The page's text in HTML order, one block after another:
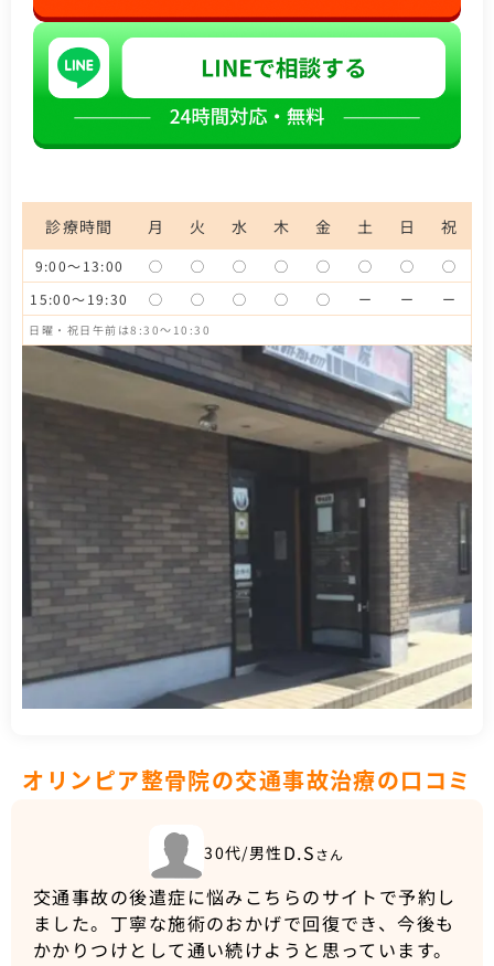
診療時間 月 火 水 木 金 土 日 祝
9:00～13:00 ◯ ◯ ◯ ◯ ◯ ◯ ◯
◯
15:00～19:30
◯ ◯ ◯ ◯ ◯ ー ー ー
日曜・祝日午前は8:30～10:30
オリンピア整骨院の交通事故治療の口コミ
30代/男性 D.S さん
交通事故の後遣症に悩みこちらのサイトで予約し
ました。丁寧な施術のおかげで回復でき、今後も
かかりつけとして通い続けようと思っています。